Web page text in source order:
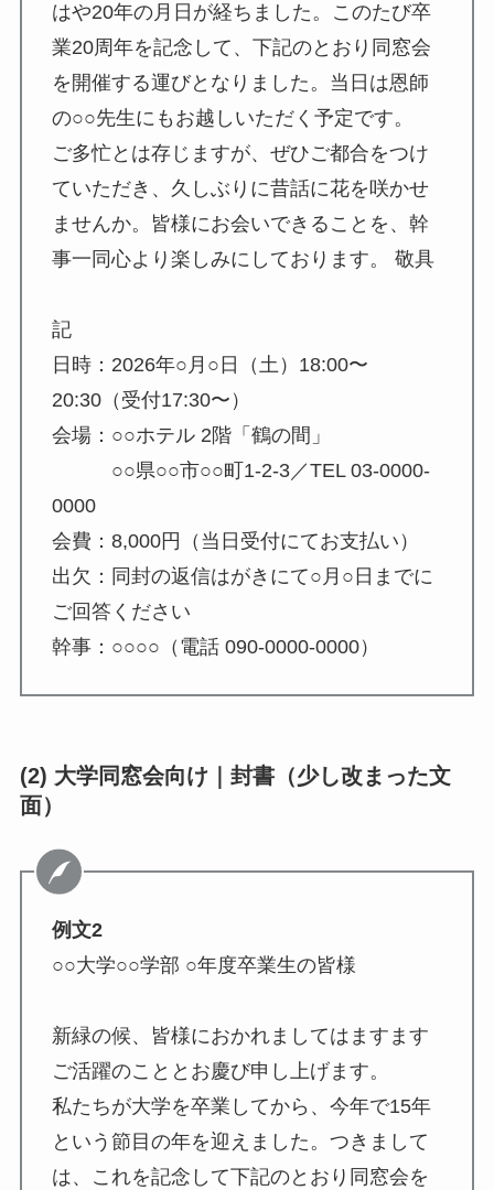
はや20年の月日が経ちました。このたび卒
業20周年を記念して、下記のとおり同窓会
を開催する運びとなりました。当日は恩師
の○○先生にもお越しいただく予定です。
ご多忙とは存じますが、ぜひご都合をつけ
ていただき、久しぶりに昔話に花を咲かせ
ませんか。皆様にお会いできることを、幹
事一同心より楽しみにしております。 敬具
記
日時：2026年○月○日（土）18:00〜
20:30（受付17:30〜）
会場：○○ホテル 2階「鶴の間」
○○県○○市○○町1-2-3／TEL 03-0000-
0000
会費：8,000円（当日受付にてお支払い）
出欠：同封の返信はがきにて○月○日までに
ご回答ください
幹事：○○○○（電話 090-0000-0000）
(2) 大学同窓会向け｜封書（少し改まった文
面）
例文2
○○大学○○学部 ○年度卒業生の皆様
新緑の候、皆様におかれましてはますます
ご活躍のこととお慶び申し上げます。
私たちが大学を卒業してから、今年で15年
という節目の年を迎えました。つきまして
は、これを記念して下記のとおり同窓会を